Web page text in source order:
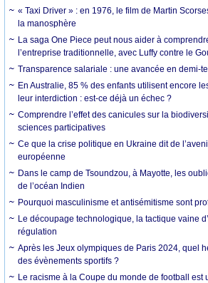
« Taxi Driver » : en 1976, le film de Martin
la manosphère
La saga One Piece peut nous aider à
l’entreprise traditionnelle, avec Luffy contre le
Transparence salariale : une avancée en demi-
En Australie, 85 % des enfants utilisent encore
leur interdiction : est-ce déjà un échec ?
Comprendre l’effet des canicules sur la
sciences participatives
Ce que la crise politique en Ukraine dit de
européenne
Dans le camp de Tsoundzou, à Mayotte, les
de l’océan Indien
Pourquoi masculinisme et antisémitisme sont
Le découpage technologique, la tactique vaine
régulation
Après les Jeux olympiques de Paris 2024, quel
des évènements sportifs ?
Le racisme à la Coupe du monde de football est